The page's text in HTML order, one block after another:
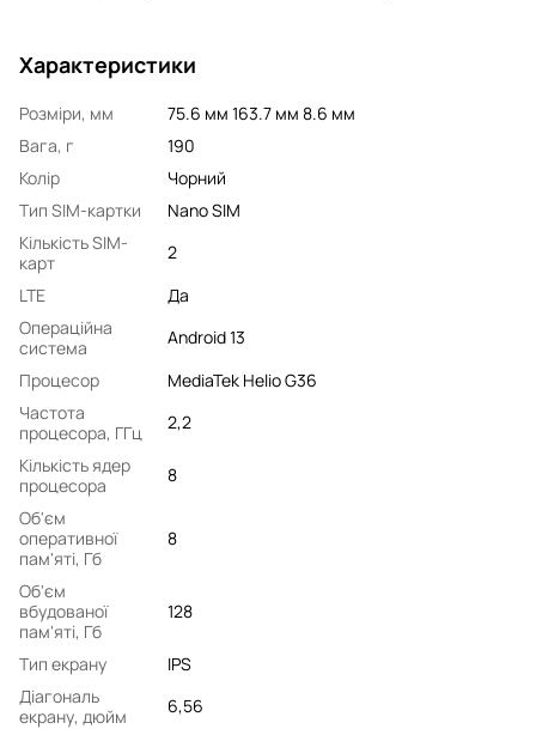
Характеристики
Розміри, мм
75.6 мм 163.7 мм 8.6 мм
Вага, г
190
Колір
Чорний
Тип SIM-картки
Nano SIM
Кількість SIM-
карт
2
LTE
Да
Операційна
система
Android 13
Процесор
MediaTek Helio G36
Частота
процесора, ГГц
2,2
Кількість ядер
процесора
8
Об'єм
оперативної
пам'яті, Гб
8
Об'єм
вбудованої
пам'яті, Гб
128
Тип екрану
IPS
Діагональ
екрану, дюйм
6,56